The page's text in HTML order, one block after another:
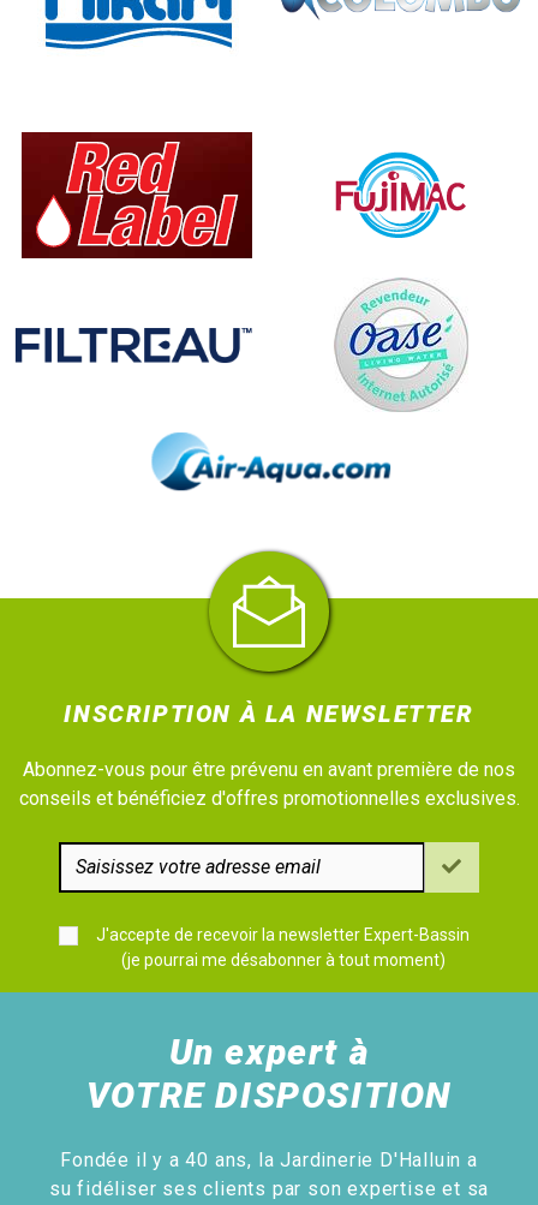
INSCRIPTION À LA NEWSLETTER
Abonnez-vous pour être prévenu en avant première de nos
conseils et bénéficiez d'offres promotionnelles exclusives.
J'accepte de recevoir la newsletter Expert-Bassin
(je pourrai me désabonner à tout moment)
Un expert à
VOTRE DISPOSITION
Fondée il y a 40 ans, la Jardinerie D'Halluin a
su fidéliser ses clients par son expertise et sa